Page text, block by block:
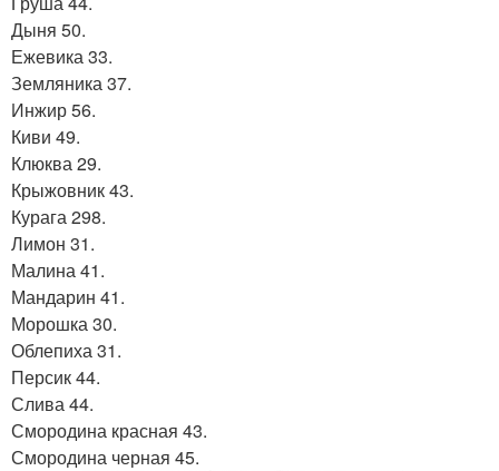
Дыня 50.
Ежевика 33.
Земляника 37.
Инжир 56.
Киви 49.
Клюква 29.
Крыжовник 43.
Курага 298.
Лимон 31.
Малина 41.
Мандарин 41.
Морошка 30.
Облепиха 31.
Персик 44.
Слива 44.
Смородина красная 43.
Смородина черная 45.